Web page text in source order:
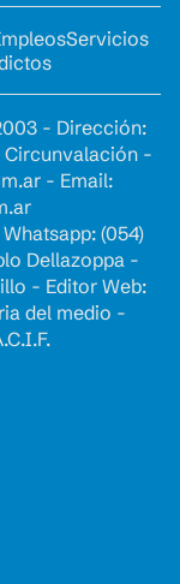
Servicios
- Dirección:
Circunvalación -
- Email:
Whatsapp: (054)
Dellazoppa -
- Editor Web:
del medio -